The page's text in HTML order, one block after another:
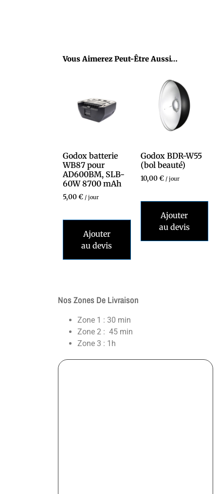
Vous Aimerez Peut-Être Aussi…
Godox batterie
WB87 pour
AD600BM, SLB-
60W 8700 mAh
5,00€ / jour
Ajouter
au devis
Godox BDR-W55
(bol beauté)
10,00€ / jour
Ajouter
au devis
Nos Zones De Livraison
Zone 1 : 30 min
Zone 2 : 45 min
Zone 3 : 1h